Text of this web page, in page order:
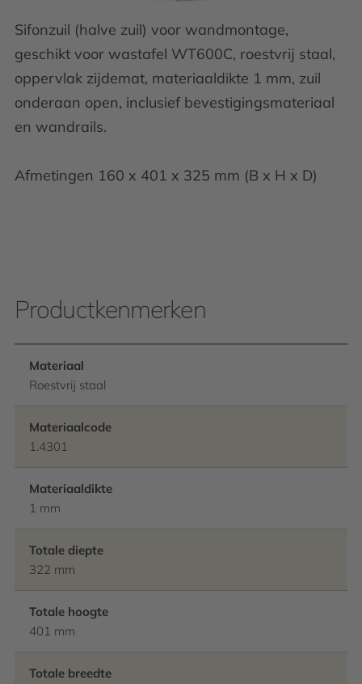
Sifonzuil (halve zuil) voor wandmontage,
geschikt voor wastafel WT600C, roestvrij staal,
oppervlak zijdemat, materiaaldikte 1 mm, zuil
onderaan open, inclusief bevestigingsmateriaal
en wandrails.
Afmetingen 160 x 401 x 325 mm (B x H x D)
Productkenmerken
Materiaal
Roestvrij staal
Materiaalcode
1.4301
Materiaaldikte
1 mm
Totale diepte
322 mm
Totale hoogte
401 mm
Totale breedte